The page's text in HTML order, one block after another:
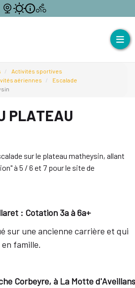
Activités sportives
aériennes
Escalade
PLATEAU
sur le plateau matheysin, allant
à 5 / 6 et 7 pour le site de
: Cotation 3a à 6a+
sur une ancienne carrière et qui
famille.
Corbeyre, à La Motte